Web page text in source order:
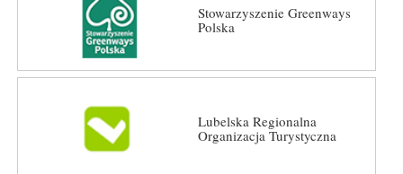
Stowarzyszenie Greenways
Polska
Lubelska Regionalna
Organizacja Turystyczna